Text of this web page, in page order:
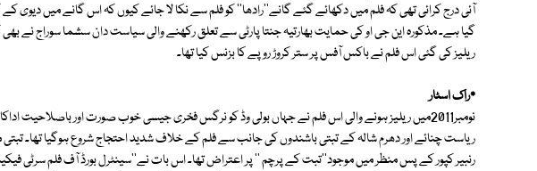
آئی درج کرائی تھی کہ فلم میں دکھائے گئے گانے''رادھا'' کو فلم سے نکا لا جائے کیوں کہ اس گانے میں دیوی
گیا ہے۔ مذکورہ این جی او کی حمایت بھارتیہ جنتا پارٹی سے تعلق رکھنے والی سیاست دان سشما سوراج نے
ریلیز کی گئی اس فلم نے باکس آفس پر ستر کروڑ روپے کا بزنس کیا تھا۔
٭راک اسٹار
نومبر2011میں ریلیز ہونے والی اس فلم نے جہاں بولی وڈ کو نرگس فخری جیسی خوب صورت اور باصلاحیت
ریاست چنائے اور دھرم شالہ کے تبتی باشندوں کی جانب سے فلم کے خلاف شدید احتجاج شروع ہوگیا تھا۔
رنبیر کپور کے پس منظر میں موجود''تبت کے پرچم '' پر اعتراض تھا۔ اس بات نے''سینٹرل بورڈ آف فلم سرٹی